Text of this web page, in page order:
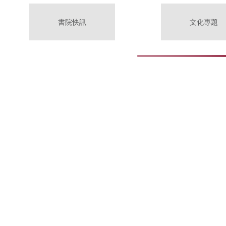
書院快訊 文化專題